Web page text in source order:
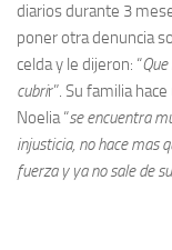
diarios durante 3
poner otra denuncia
celda y le dijeron: “
cubrir”. Su familia
Noelia “se encuentra
injusticia, no hace mas
fuerza y ya no sale de